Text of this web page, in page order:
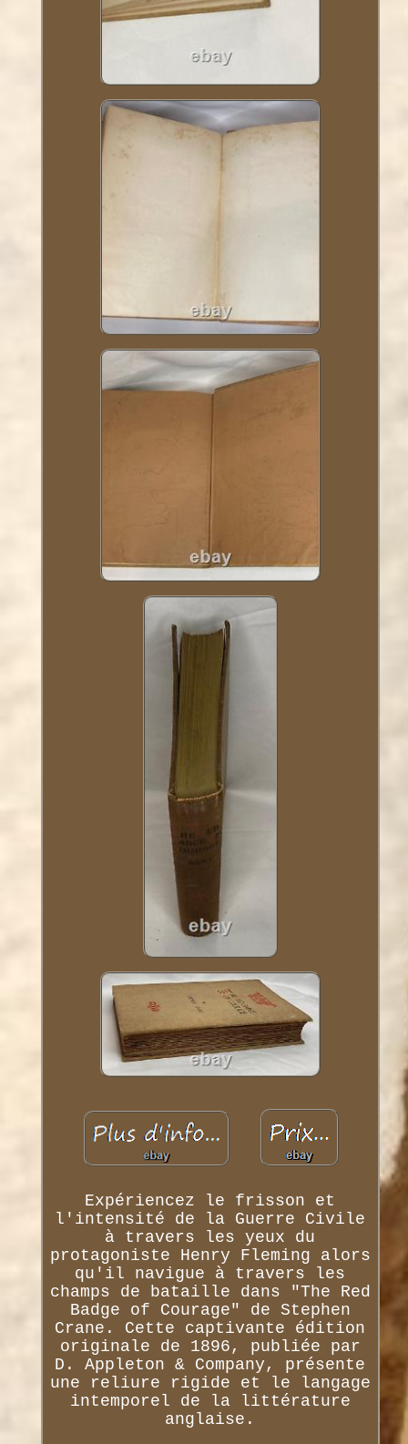
Expériencez le frisson et
l'intensité de la Guerre Civile
à travers les yeux du
protagoniste Henry Fleming alors
qu'il navigue à travers les
champs de bataille dans "The Red
Badge of Courage" de Stephen
Crane. Cette captivante édition
originale de 1896, publiée par
D. Appleton & Company, présente
une reliure rigide et le langage
intemporel de la littérature
anglaise.